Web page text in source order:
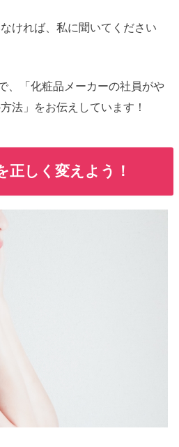
ければ、私に聞いてください
、「化粧品メーカーの社員がや
法」をお伝えしています！
正しく変えよう！